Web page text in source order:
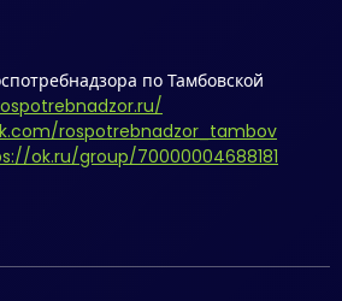
по Тамбовской
rospotrebnadzor_tambov
ok.ru/group/70000004688181